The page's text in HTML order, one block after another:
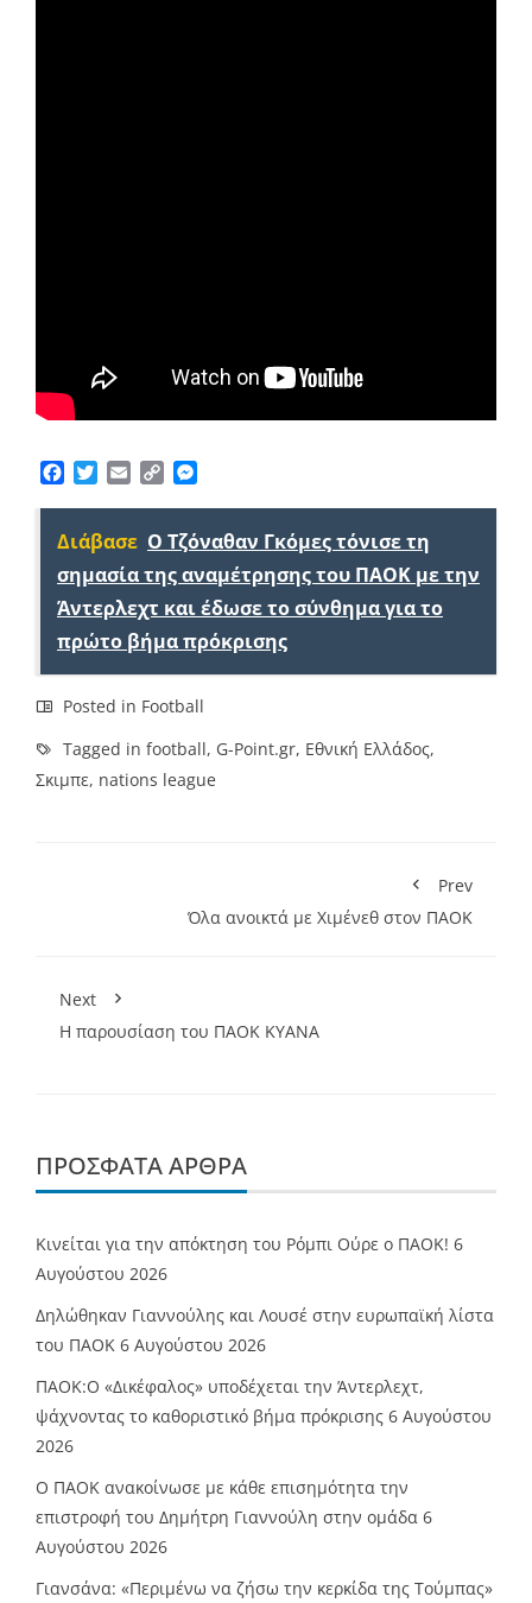
Facebook
TwitterEmailCopy
Διάβασε Ο Τζόναθαν Γκόμες τόνισε τη
σημασία της αναμέτρησης του ΠΑΟΚ με την
Άντερλεχτ και έδωσε το σύνθημα για το
πρώτο βήμα πρόκρισης
Posted in Football
Tagged in football, G-Point.gr, Εθνική Ελλάδος,
Σκιμπε, nations league
Prev
Όλα ανοικτά με Χιμένεθ στον ΠΑΟΚ
Next
Η παρουσίαση του ΠΑΟΚ ΚΥΑΝΑ
ΠΡΌΣΦΑΤΑ ΆΡΘΡΑ
Κινείται για την απόκτηση του Ρόμπι Ούρε ο ΠΑΟΚ! 6
Αυγούστου 2026
Δηλώθηκαν Γιαννούλης και Λουσέ στην ευρωπαϊκή λίστα
του ΠΑΟΚ 6 Αυγούστου 2026
ΠΑΟΚ:Ο «Δικέφαλος» υποδέχεται την Άντερλεχτ,
ψάχνοντας το καθοριστικό βήμα πρόκρισης 6 Αυγούστου
2026
Ο ΠΑΟΚ ανακοίνωσε με κάθε επισημότητα την
επιστροφή του Δημήτρη Γιαννούλη στην ομάδα 6
Αυγούστου 2026
Γιανσάνα: «Περιμένω να ζήσω την κερκίδα της Τούμπας»